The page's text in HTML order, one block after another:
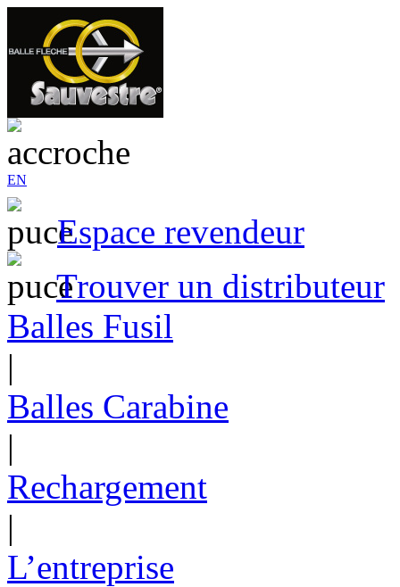
EN
Espace revendeur
Trouver un distributeur
Balles Fusil
|
Balles Carabine
|
Rechargement
|
L’entreprise